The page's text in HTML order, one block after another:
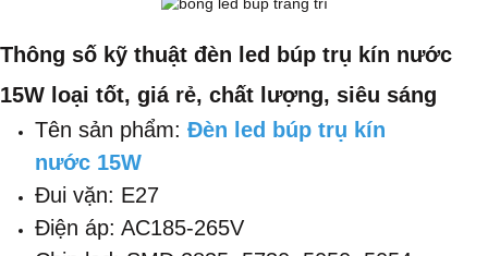
Tiêu chuẩn:
Loại tốt, giá
rẻ, chất lượng,
siêu sáng
Thông số kỹ thuật đèn led búp trụ kín nước
15W loại tốt, giá rẻ, chất lượng, siêu sáng
Tên sản phẩm: Đèn led búp trụ kín
nước 15W
Đui vặn: E27
Điện áp: AC185-265V